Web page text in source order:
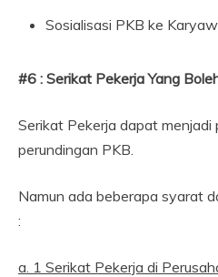
Sosialisasi PKB ke
#6 : Serikat Pekerja Yang
Serikat Pekerja dapat
perundingan PKB.
Namun ada beberapa syarat
:
a. 1 Serikat Pekerja di